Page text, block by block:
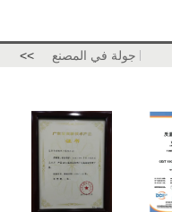
جولة في المصنع >>